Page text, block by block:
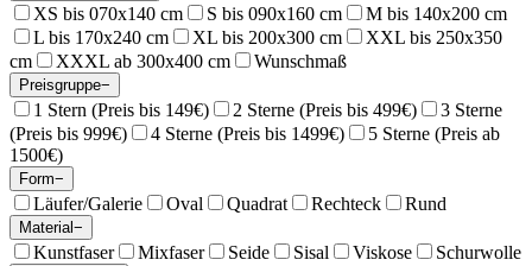
XS bis 070x140 cm S bis 090x160 cm
M bis 140x200 cm
L bis 170x240 cm
XL bis 200x300 cm
XXL bis 250x350
cm
XXXL ab 300x400 cm Wunschmaß
Preisgruppe−
1 Stern (Preis bis 149€) 2 Sterne (Preis bis 499€)
3 Sterne
(Preis bis 999€)
4 Sterne (Preis bis 1499€)
5 Sterne (Preis ab
1500€)
Form−
Läufer/Galerie Oval Quadrat Rechteck Rund
Material−
Kunstfaser Mixfaser Seide Sisal Viskose Schurwolle